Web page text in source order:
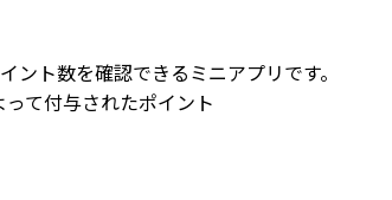
ト数を確認できるミニアプリです。
て付与されたポイント